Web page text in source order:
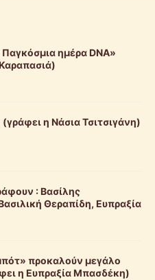
ημέρα DNA»
η Νάσια Τσιτσιγάνη)
: Βασίλης
Θεραπίδη, Ευπραξία
προκαλούν μεγάλο
η Ευπραξία Μπασδέκη)